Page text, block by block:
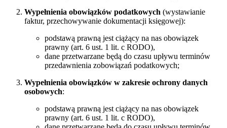
Wypełnienia obowiązków podatkowych (wystawianie
faktur, przechowywanie dokumentacji księgowej):
podstawą prawną jest ciążący na nas obowiązek
prawny (art. 6 ust. 1 lit. c RODO),
dane przetwarzane będą do czasu upływu terminów
przedawnienia zobowiązań podatkowych;
Wypełnienia obowiązków w zakresie ochrony danych
osobowych:
podstawą prawną jest ciążący na nas obowiązek
prawny (art. 6 ust. 1 lit. c RODO),